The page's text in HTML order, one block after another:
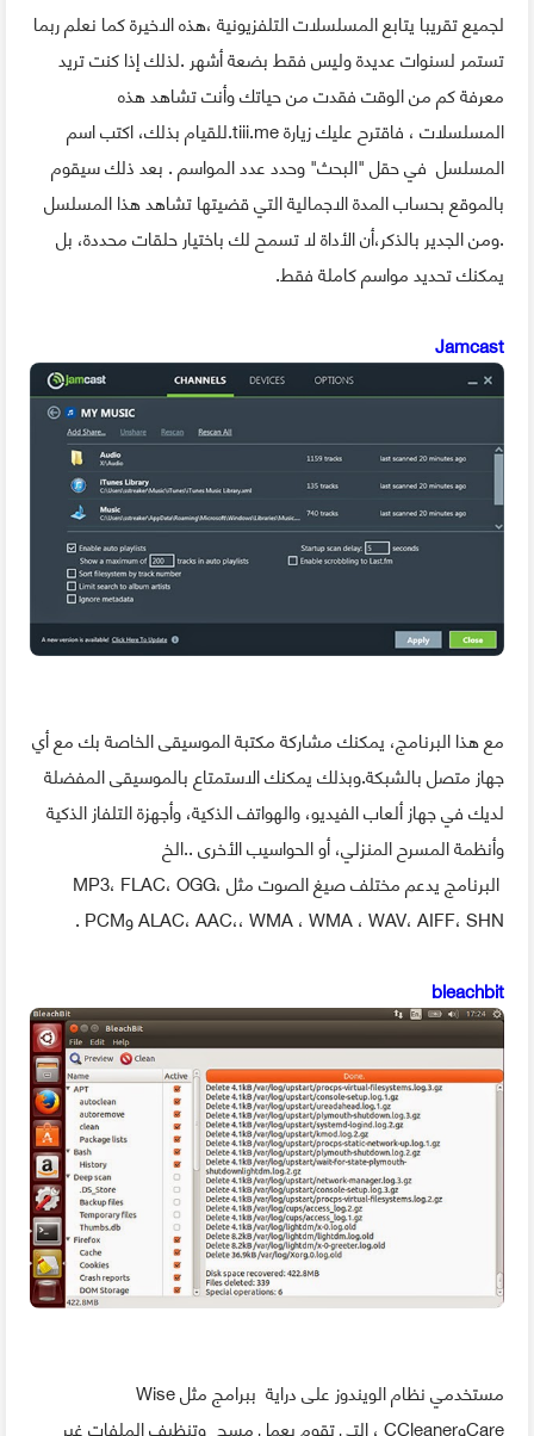
لجميع تقريبا يتابع المسلسلات التلفزيونية ،هذه الاخيرة كما نعلم ربما
تستمر لسنوات عديدة وليس فقط بضعة أشهر .لذلك إذا كنت تريد
معرفة كم من الوقت فقدت من حياتك وأنت تشاهد هذه
المسلسلات ، فاقترح عليك زيارة tiii.me.للقيام بذلك، اكتب اسم
المسلسل في حقل "البحث" وحدد عدد المواسم . بعد ذلك سيقوم
بالموقع بحساب المدة الاجمالية التي قضيتها تشاهد هذا المسلسل
.ومن الجدير بالذكر،أن الأداة لا تسمح لك باختيار حلقات محددة، بل
يمكنك تحديد مواسم كاملة فقط.
Jamcast
مع هذا البرنامج، يمكنك مشاركة مكتبة الموسيقى الخاصة بك مع أي
جهاز متصل بالشبكة.وبذلك يمكنك الاستمتاع بالموسيقى المفضلة
لديك في جهاز ألعاب الفيديو، والهواتف الذكية، وأجهزة التلفاز الذكية
وأنظمة المسرح المنزلي، أو الحواسيب الأخرى ..الخ
البرنامج يدعم مختلف صيغ الصوت مثل MP3، FLAC، OGG،
ALAC، AAC،، WMA ، WMA ، WAV، AIFF، SHN وPCM .
bleachbit
مستخدمي نظام الويندوز على دراية ببرامج مثل Wise
CareوCCleaner ، التي تقوم بعمل مسح وتنظيف الملفات غير